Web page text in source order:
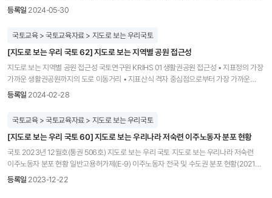
가지 핵심 키워드를 도출해 청년 주거 비전과 사회통합 기반의 방향성을 입체적으로
기반한 주거지원 제도로의 패러다임 전환이 필요하다는 제안을 한 것도 성과라 할 수 있다.
전세사기와 과도한 부채 증가처럼 기존 수요자 맞춤형 지원이 낳은 부정적 파급효과를
검토하고, 구체적이지는 않지만 개선 방향을 제시했다는 점에서도 의의가 있다고 본다.
KRIHS: 연구 수행과정에서 있었던 에피소드는? 이길제: 내 나이가 이제 청년과는 거리가
멀어져서 청년이 생각하는 가치관을 제대로 공감하고 연구에 담아낼 수 있을까 하는 우려가
있었다. 그래서 2009년부터 2024년까지 트렌드에 관한 책을 쭉 읽어보고, 주요한 트렌드
이해하고, 연구에 담아내고자 하였다. 물론 모든 청년들이 이런 트렌드에 동의하거나
불안감과 정서, 욕구 등을 이해하는 데 많은 도움이 되었다. KRIHS: 연구수행 시 보람을
느꼈거나 아쉬웠던 점은? 이길제: 이 연구를 하면서 개인적으로 설정했던 가장 큰 목표는
청년 주거문제 및 주거정책과 관련해서 지금까지 논의되었던 여러 이슈나 기존에
논의되었던 내용들, 관련 계획, 청년 주거실태의 변화과정, 청년 주거정책 등을 전반적으로
정리함으로써 앞으로의 청년 주거정책 연구에 기초를 다지는 것이었다. 그런 측면에서 이
국토이슈리포트 제93호 "최근 주택임대차시장 구조변화 분석과 정책적 시사점" 을 통해
주택임대차시장이 전세와 매매 간 상호작용 구조가 시기와 지역에 따라 변화하는 가운데,
전세가격과 계약갱신요구권 행사가 밀접히 연동되며 매물 형성에 복합적으로 작용하는
구조로 분석된다고 진단하였다. ◦ (매매-전세 연동) 매매가격은 전세가격에 1~3개월의 단기
시차로 영향을 미치며, 전세가격은 매매가격에 3~9개월의 중장기 시차를 두고 영향을
전세) 임대차2법 도입 이후 신규·갱신 전세가격 간 차이가 나타났으며, 최근에는 신규가격이
가격) 계약갱신요구권 사용률과 전세가격 변동률은 장기균형 관계를 형성하며 양방향으로
연동되되, 서울은 가격이 선행하고 갱신율이 후행하는 비대칭적 조정 구조로 분석됨 ◦
(토지거래허가제) 토지거래허가제는 매매 매물에는 유의한 감소 효과를 보이나 전세·월세
매물에는 통계적으로 유의한 영향이 확인되지 않아, 제도 효과가 시장별로 비대칭적으로
작용하는 것으로 분석됨 □ 박진백 부연구위원과 연구진은 보고서를 통해 주택임대차시장
안정을 위한 다음과 같은 정책방안을 제안하였다. ◦ (임대공급 구조 개편) 민간임대공급
계층의 사람들이 도시의 자원과 기회를 공평하게 이용할 수 있는 기회를 제공하므로
공원과 녹지 공간은 취약계층의 삶의 질 향상에도 기여할 수 있다. 도시공원에 포함된
자연경관과 공원시설(운동·휴게시설 등)이 제공하는 공원 서비스 역시 도시민의 삶의 질을
결정하는 중요한 요소이다. 2022년 1인당 도시공원 면적은 12.3㎡로 매년 꾸준히
증가추세를 보여주고 있다. 광역지자체 중 1인당 도시공원 면적은 세종이 약 63.3㎡로 가장
10~15%, 인천 및 서울 주변 경기지역 1~5%, 세종 - 5~10%, 광주 5~10%, 부산 5~10% 등
(단위 : ㎡) 서울 12.3㎡, 세종 63.3㎡로 대체로 수도권은 연한녹색(11.6~23.8, 11.6이하)
이며, 그 외 전라도쪽이 진한 녹색(94초과)의 양이 많고 강원도, 충청도, 경상도는 진한
녹색의 비율이 전라도보다는 조금 적음. 주 : 1인당 공원 조성면적 = 공원 조성면적 ÷
용도지역 기준 도시인구 자료 : 국가통계포털. 도시계획현황. https://kosis.kr (2024년 5월
1일 검색) 지표누리. 한국의 사회지표 중 1인당 도시공원 면적.
https://www.index.go.kr/unity/potal/indicator/IndexInfo.do?
등록일 2024-05-30
국토교육 > 국토교육자료 > 지도로 보는 우리국토
[지도로 보는 우리 국토 62] 지도로 보는 지역별 공원 접근성
지도로 보는 지역별 공원 접근성 국토연구원 KRIHS 01 생활권공원 접근성 • 지표정의 가장
가까운 생활권공원까지의 도로 이동거리 • 지표산식 격자 중심점으로부터 가장 가까운
생활권공원까지 도로 이동거리 • 측정단위 격자(250m×250m, 500m×500m) •
평균 3.47km 최대 53.31km 표준편차 4,55km 시군구 생활권공원 평균 접근거리(2021)
평균 5.33km 최대 26.18km 표준편차 4.32km 02 주제공원 접근성 •지표정의 가장
가까운 주제공원까지 도로 이동거리 •지표산식 각지 중심점으로부터 가장 가까운
주제공원까지 도로 이동거리 • 측정단위 격자(250m×250m, 500m×500m) •원천자료
도시계현황통계(2021.12) 주제공원 평균 접근거리(2021) 평균6.44km 최대66.97km
등록일 2024-02-28
국토교육 > 국토교육자료 > 지도로 보는 우리국토
[지도로 보는 우리 국토 60] 지도로 보는 우리나라 저숙련 이주노동자 분포 현황
국토 2023년 12월호(통권 506호) 지도로 보는 우리 국토 지도로 보는 우리나라 저숙련
이주노동자 분포 현황 일반고용허가제(E-9) 이주노동자 전국 및 수도권 분포 현황(2021년
12월 기준) -수도권 남부 측심으로 한 선도도시지역 소규모 제조업체를 중심으로
등록일 2023-12-22